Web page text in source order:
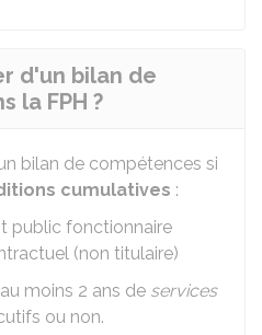
d'un bilan de
la FPH ?
bilan de compétences si
cumulatives :
public fonctionnaire
(non titulaire)
moins 2 ans de services
ou non.